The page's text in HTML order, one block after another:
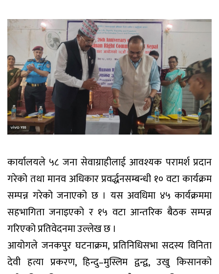
कार्यालयले ५८ जना सेवाग्राहीलाई आवश्यक परामर्श प्रदान
गरेको तथा मानव अधिकार प्रवर्द्धनसम्बन्धी १० वटा कार्यक्रम
सम्पन्न गरेको जनाएको छ । यस अवधिमा ४५ कार्यक्रममा
सहभागिता जनाइएको र १५ वटा आन्तरिक बैठक सम्पन्न
गरिएको प्रतिवेदनमा उल्लेख छ ।
आयोगले जनकपुर घटनाक्रम, प्रतिनिधिसभा सदस्य विनिता
देवी हत्या प्रकरण, हिन्दु–मुस्लिम द्वन्द्व, उखु किसानको